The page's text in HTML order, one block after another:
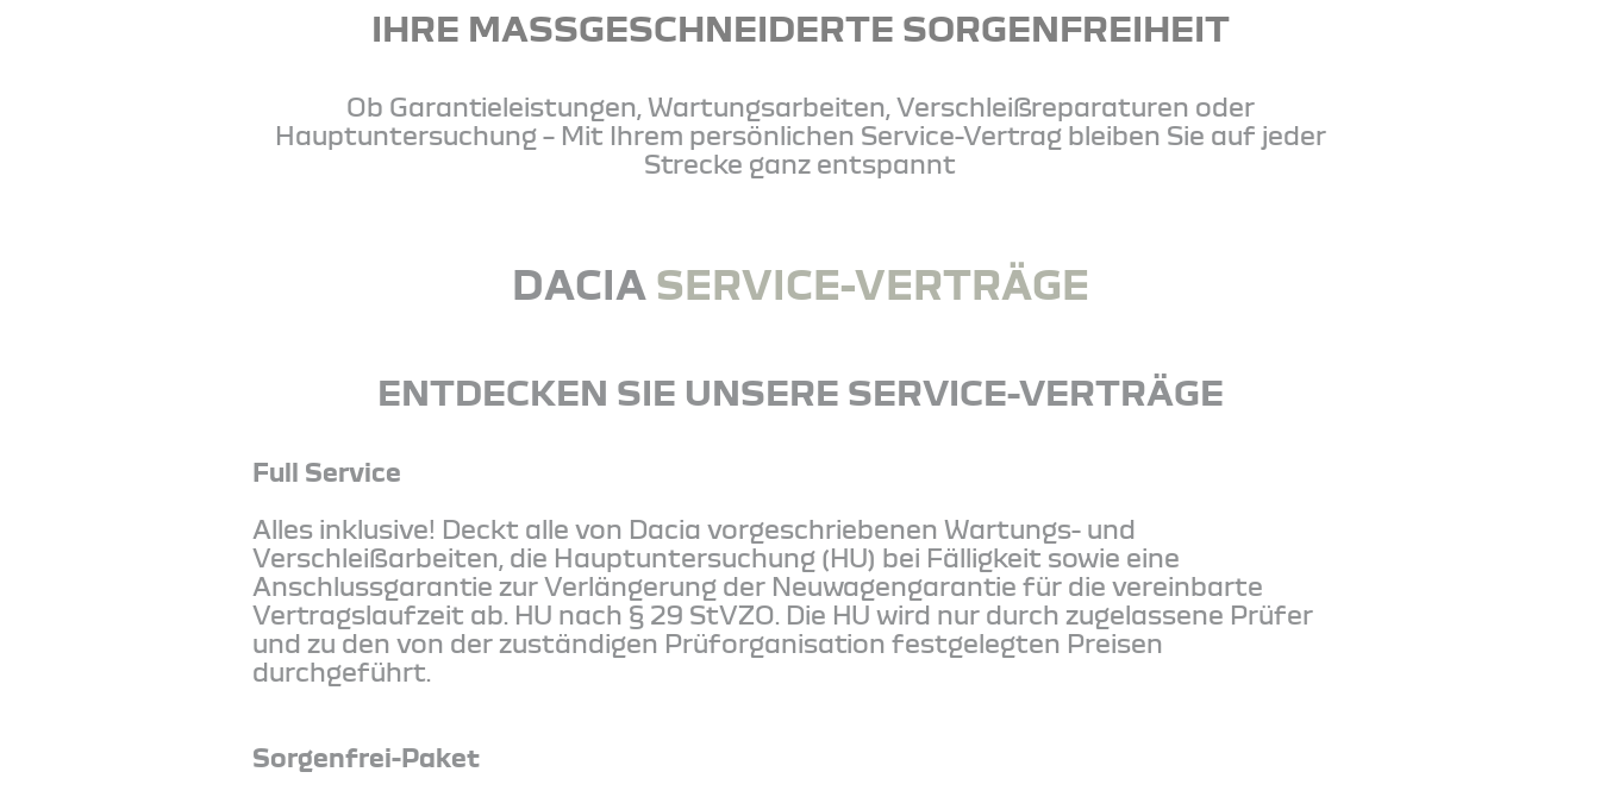
IHRE MASSGESCHNEIDERTE SORGENFREIHEIT
Ob Garantieleistungen, Wartungsarbeiten, Verschleißreparaturen oder
Hauptuntersuchung – Mit Ihrem persönlichen Service-Vertrag bleiben Sie auf jeder
Strecke ganz entspannt
DACIA SERVICE-VERTRÄGE
ENTDECKEN SIE UNSERE SERVICE-VERTRÄGE
Full Service
Alles inklusive! Deckt alle von Dacia vorgeschriebenen Wartungs- und
Verschleißarbeiten, die Hauptuntersuchung (HU) bei Fälligkeit sowie eine
Anschlussgarantie zur Verlängerung der Neuwagengarantie für die vereinbarte
Vertragslaufzeit ab. HU nach § 29 StVZO. Die HU wird nur durch zugelassene Prüfer
und zu den von der zuständigen Prüforganisation festgelegten Preisen
durchgeführt.
Sorgenfrei-Paket